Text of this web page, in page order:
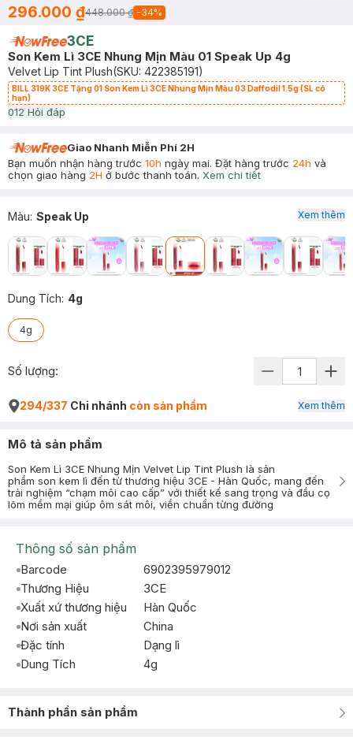
296.000 ₫448.000 ₫ -34%
3CE
Son Kem Lì 3CE Nhung Mịn Màu 01 Speak Up 4g
Velvet Lip Tint Plush(SKU: 422385191)
BILL 319K 3CE Tặng 01 Son Kem Lì 3CE Nhung Mịn Màu 03 Daffodil 1.5g (SL có
hạn)
012 Hỏi đáp
Giao Nhanh Miễn Phí 2H
Bạn muốn nhận hàng trước 10h ngày mai. Đặt hàng trước 24h và
chọn giao hàng 2H ở bước thanh toán. Xem chi tiết
Màu: Speak Up
Dung Tích: 4g
4g
Xem thêm
Số lượng:
294/337 Chi nhánh còn sản phẩm Xem thêm
Mô tả sản phẩm
Son Kem Lì 3CE Nhung Mịn Velvet Lip Tint Plush là sản
phẩm son kem lì đến từ thương hiệu 3CE - Hàn Quốc, mang đến
trải nghiệm “chạm môi cao cấp” với thiết kế sang trọng và đầu cọ
lõm mềm mại giúp ôm sát môi, viền chuẩn từng đường
Thông số sản phẩm
Barcode
6902395979012
Thương Hiệu
3CE
Xuất xứ thương hiệu
Hàn Quốc
Nơi sản xuất
China
Đặc tính
Dạng lì
Dung Tích
4g
Thành phần sản phẩm